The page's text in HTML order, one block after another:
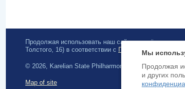
Продолжая использовать наш сайт, вы даёте
Толстого, 16) в соответствии с Политикой
© 2026, Karelian State Philharmonic
Map of site
Мы
Продолжая
и других